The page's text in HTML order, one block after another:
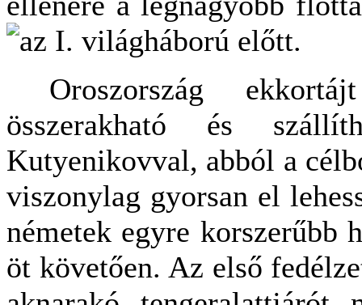
az I. világháború előtt.
Oroszország
összerakható és
Kutyenikovval, abból a
viszonylag gyorsan el
németek egyre
öt követően. Az első